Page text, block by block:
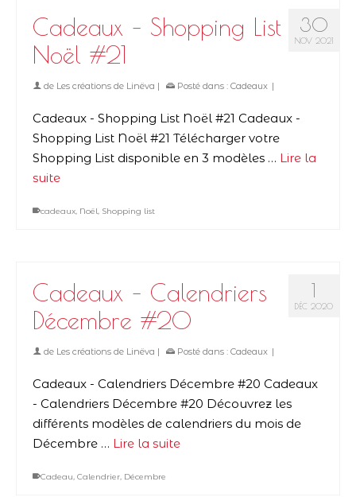
30
NOV 2021
Cadeaux – Shopping List
Noël #21
de Les créations de Linëva | Posté dans : Cadeaux |
Cadeaux - Shopping List Noël #21 Cadeaux -
Shopping List Noël #21 Télécharger votre
Shopping List disponible en 3 modèles … Lire la
suite
cadeaux, Noël, Shopping list
1
DÉC 2020
Cadeaux – Calendriers
Décembre #20
de Les créations de Linëva | Posté dans : Cadeaux |
Cadeaux - Calendriers Décembre #20 Cadeaux
- Calendriers Décembre #20 Découvrez les
différents modèles de calendriers du mois de
Décembre … Lire la suite
Cadeau, Calendrier, Décembre